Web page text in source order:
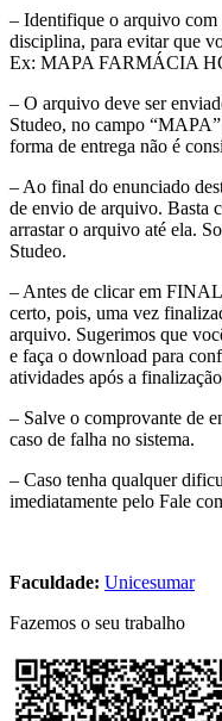
– Identifique o arquivo com
disciplina, para evitar que
Ex: MAPA FARMÁCIA
– O arquivo deve ser
Studeo, no campo
forma de entrega não é
– Ao final do enunciado
de envio de arquivo. Basta
arrastar o arquivo até ela.
Studeo.
– Antes de clicar em
certo, pois, uma vez
arquivo. Sugerimos que
e faça o download para
atividades após a
– Salve o comprovante de
caso de falha no sistema.
– Caso tenha qualquer
imediatamente pelo Fale
Faculdade: Unicesumar
Fazemos o seu trabalho